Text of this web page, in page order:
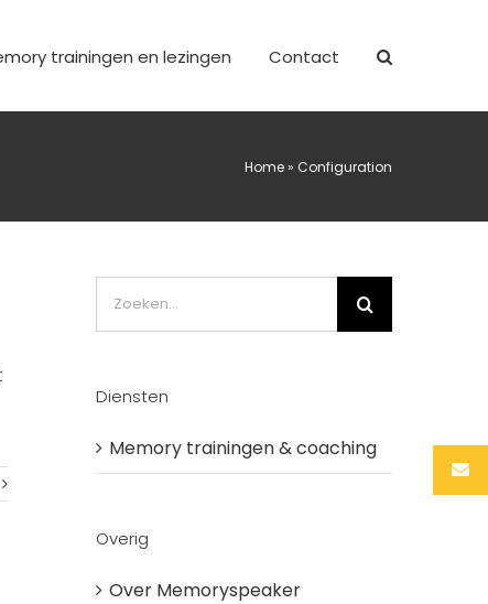
trainingen en lezingen Contact
Home» Configuration
naar:
Diensten
Memory trainingen & coaching
Overig
Over Memoryspeaker